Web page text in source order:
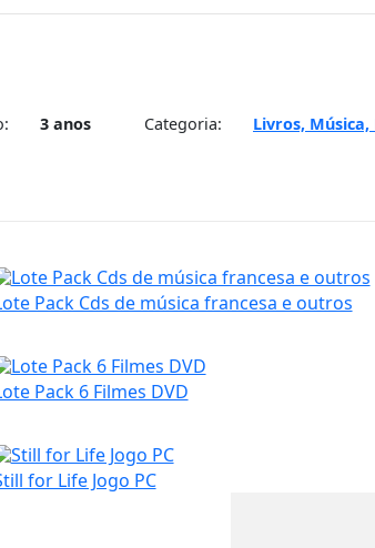
3 anos Categoria: Livros,
Pack Cds de música francesa e outros
Pack 6 Filmes DVD
for Life Jogo PC